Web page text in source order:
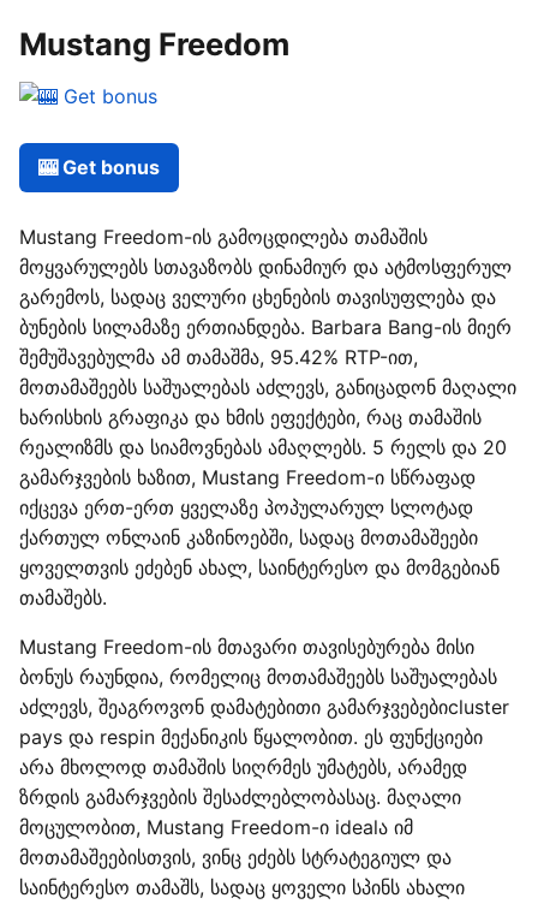
Mustang Freedom
🎰 Get bonus
Mustang Freedom-ის გამოცდილება თამაშის
მოყვარულებს სთავაზობს დინამიურ და ატმოსფერულ
გარემოს, სადაც ველური ცხენების თავისუფლება და
ბუნების სილამაზე ერთიანდება. Barbara Bang-ის მიერ
შემუშავებულმა ამ თამაშმა, 95.42% RTP-ით,
მოთამაშეებს საშუალებას აძლევს, განიცადონ მაღალი
ხარისხის გრაფიკა და ხმის ეფექტები, რაც თამაშის
რეალიზმს და სიამოვნებას ამაღლებს. 5 რელს და 20
გამარჯვების ხაზით, Mustang Freedom-ი სწრაფად
იქცევა ერთ-ერთ ყველაზე პოპულარულ სლოტად
ქართულ ონლაინ კაზინოებში, სადაც მოთამაშეები
ყოველთვის ეძებენ ახალ, საინტერესო და მომგებიან
თამაშებს.
Mustang Freedom-ის მთავარი თავისებურება მისი
ბონუს რაუნდია, რომელიც მოთამაშეებს საშუალებას
აძლევს, შეაგროვონ დამატებითი გამარჯვებებიcluster
pays და respin მექანიკის წყალობით. ეს ფუნქციები
არა მხოლოდ თამაშის სიღრმეს უმატებს, არამედ
ზრდის გამარჯვების შესაძლებლობასაც. მაღალი
მოცულობით, Mustang Freedom-ი idealა იმ
მოთამაშეებისთვის, ვინც ეძებს სტრატეგიულ და
საინტერესო თამაშს, სადაც ყოველი სპინს ახალი